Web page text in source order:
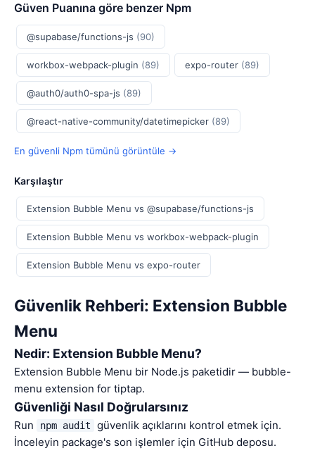
Güven Puanına göre benzer Npm
@supabase/functions-js (90)
workbox-webpack-plugin (89) expo-router (89)
@auth0/auth0-spa-js (89)
@react-native-community/datetimepicker (89)
En güvenli Npm tümünü görüntüle →
Karşılaştır
Extension Bubble Menu vs @supabase/functions-js
Extension Bubble Menu vs workbox-webpack-plugin
Extension Bubble Menu vs expo-router
Güvenlik Rehberi: Extension Bubble
Menu
Nedir: Extension Bubble Menu?
Extension Bubble Menu bir Node.js paketidir — bubble-
menu extension for tiptap.
Güvenliği Nasıl Doğrularsınız
Run npm audit
güvenlik açıklarını kontrol etmek için.
İnceleyin package's son işlemler için GitHub deposu.